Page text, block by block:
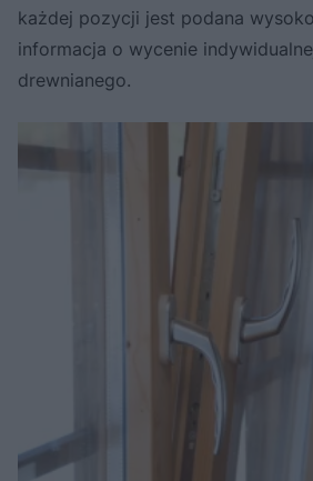
każdej pozycji jest podana
informacja o wycenie
drewnianego.